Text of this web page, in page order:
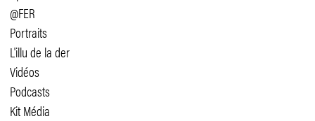
@FER
Portraits
L'illu de la der
Vidéos
Podcasts
Kit Média